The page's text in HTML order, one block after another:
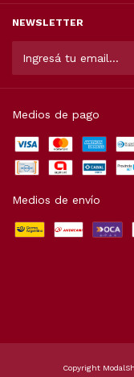
NEWSLETTER
Medios de pago
Medios de envío
Copyright